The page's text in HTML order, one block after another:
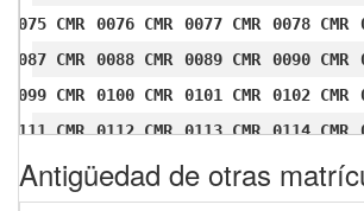
0075 CMR
0076 CMR 0077 CMR 0078 CMR
0087 CMR
0088 CMR 0089 CMR 0090 CMR
0099 CMR
0100 CMR 0101 CMR 0102 CMR
0111 CMR
0112 CMR 0113 CMR 0114 CMR
0123 CMR
0124 CMR 0125 CMR 0126 CMR
0135 CMR
0136 CMR 0137 CMR 0138 CMR
Antigüedad de otras